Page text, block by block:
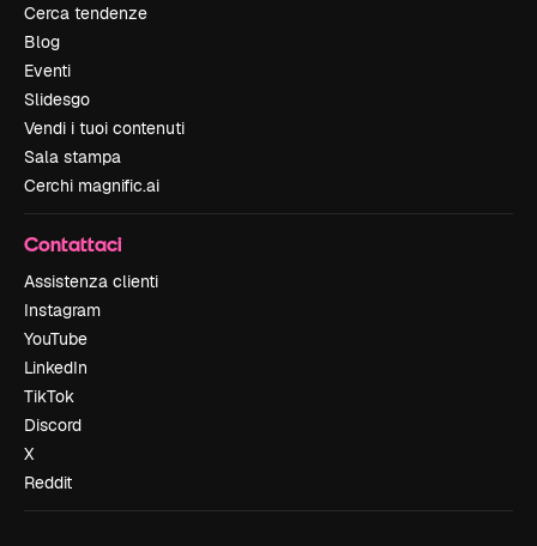
Cerca tendenze
Blog
Eventi
Slidesgo
Vendi i tuoi contenuti
Sala stampa
Cerchi magnific.ai
Contattaci
Assistenza clienti
Instagram
YouTube
LinkedIn
TikTok
Discord
X
Reddit